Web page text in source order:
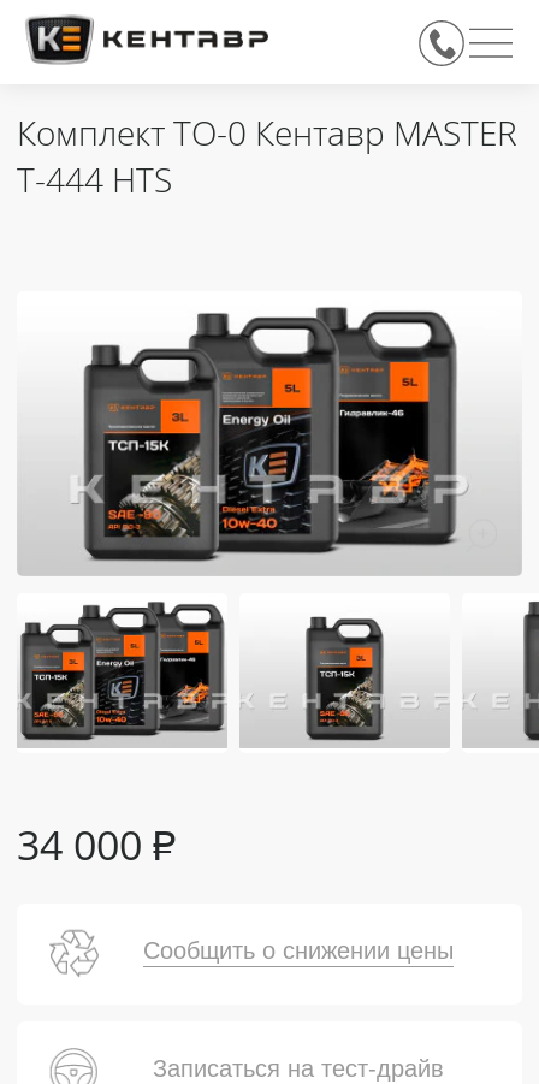
Комплект ТО-0 Кентавр MASTER
Т-444 HTS
34 000 ₽
Сообщить о снижении цены
Записаться на тест-драйв